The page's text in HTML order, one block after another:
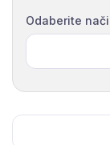
Odaberite